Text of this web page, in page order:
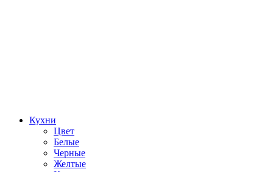
Кухни
Цвет
Белые
Черные
Желтые